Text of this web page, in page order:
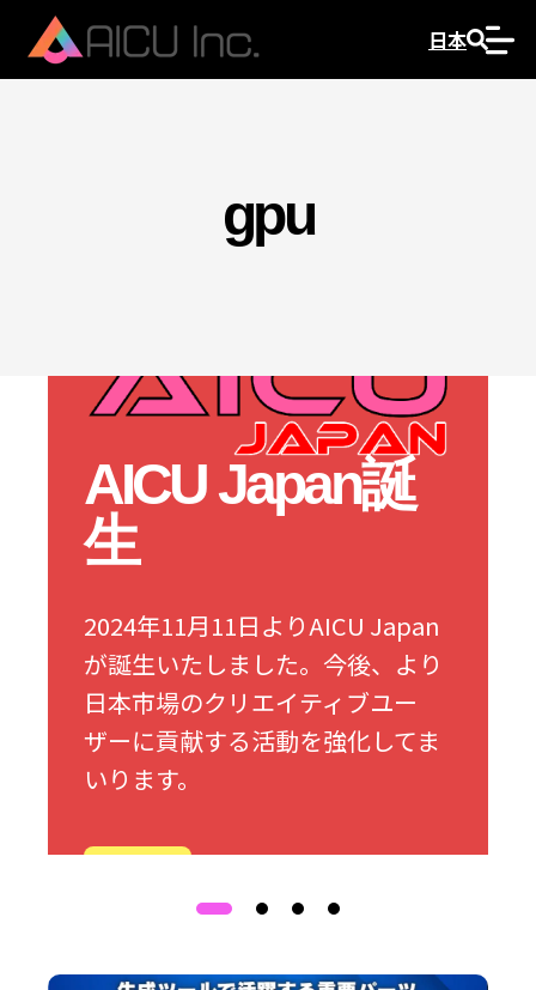
日本
gpu
AICU Japan誕
生
2024年11月11日よりAICU Japan
が誕生いたしました。今後、より
日本市場のクリエイティブユー
ザーに貢献する活動を強化してま
いります。